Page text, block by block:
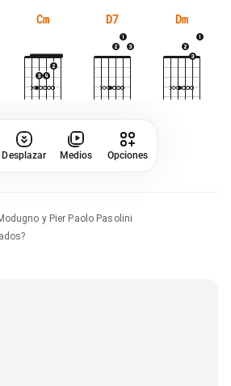
Cm D7 Dm
Desplazar Medios Opciones
y Pier Paolo Pasolini